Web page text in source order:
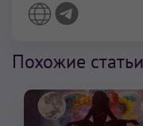
Похожие статьи